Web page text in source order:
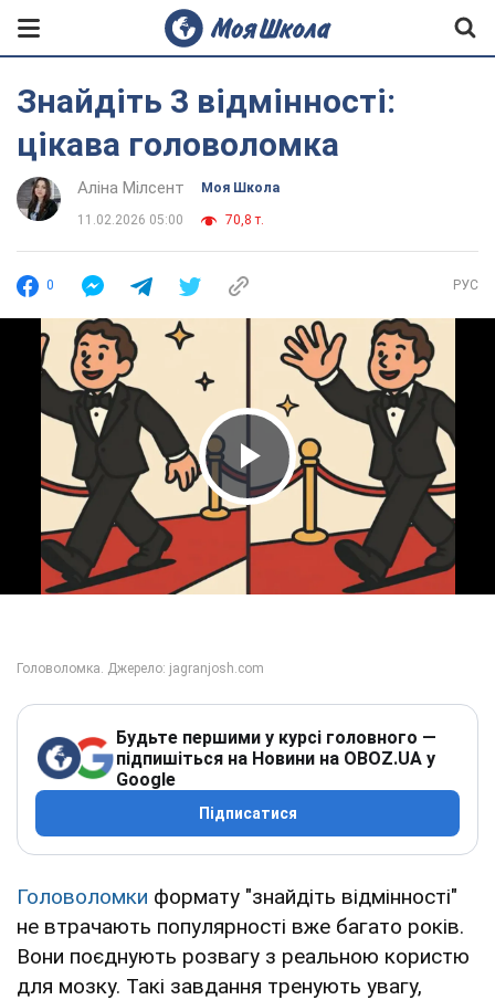
Знайдіть 3 відмінності:
цікава головоломка
Аліна Мілсент Моя Школа
11.02.2026 05:00 70,8 т.
0 РУС
Play Video
Будьте першими у курсі головного —
підпишіться на Новини на OBOZ.UA у
Google
Підписатися
Головоломки формату "знайдіть відмінності"
не втрачають популярності вже багато років.
Вони поєднують розвагу з реальною користю
для мозку. Такі завдання тренують увагу,